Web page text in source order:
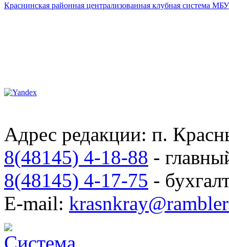
Краснинская районная централизованная клубная система
Адрес редакции: п.
8(48145) 4-18-88 -
8(48145) 4-17-75 -
E-mail: